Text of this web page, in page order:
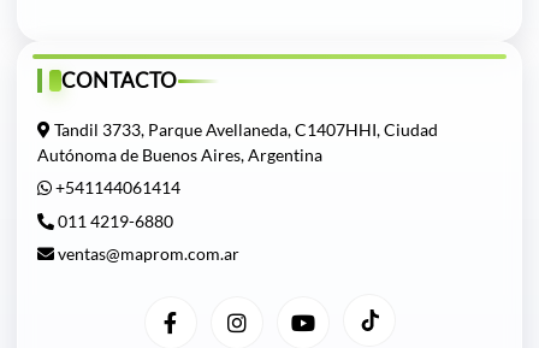
CONTACTO
Tandil 3733, Parque Avellaneda, C1407HHI, Ciudad
Autónoma de Buenos Aires, Argentina
+541144061414
011 4219-6880
ventas@maprom.com.ar